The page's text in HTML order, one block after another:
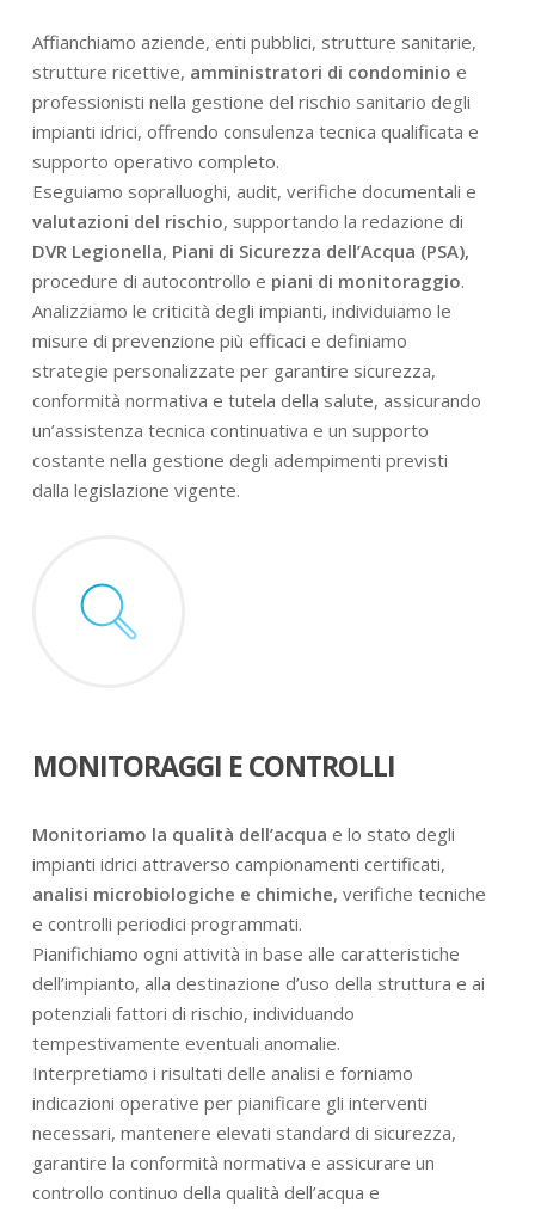
Affianchiamo aziende, enti pubblici, strutture sanitarie,
strutture ricettive, amministratori di condominio e
professionisti nella gestione del rischio sanitario degli
impianti idrici, offrendo consulenza tecnica qualificata e
supporto operativo completo.
Eseguiamo sopralluoghi, audit, verifiche documentali e
valutazioni del rischio, supportando la redazione di
DVR Legionella, Piani di Sicurezza dell’Acqua (PSA),
procedure di autocontrollo e piani di monitoraggio.
Analizziamo le criticità degli impianti, individuiamo le
misure di prevenzione più efficaci e definiamo
strategie personalizzate per garantire sicurezza,
conformità normativa e tutela della salute, assicurando
un’assistenza tecnica continuativa e un supporto
costante nella gestione degli adempimenti previsti
dalla legislazione vigente.
MONITORAGGI E CONTROLLI
Monitoriamo la qualità dell’acqua e lo stato degli
impianti idrici attraverso campionamenti certificati,
analisi microbiologiche e chimiche, verifiche tecniche
e controlli periodici programmati.
Pianifichiamo ogni attività in base alle caratteristiche
dell’impianto, alla destinazione d’uso della struttura e ai
potenziali fattori di rischio, individuando
tempestivamente eventuali anomalie.
Interpretiamo i risultati delle analisi e forniamo
indicazioni operative per pianificare gli interventi
necessari, mantenere elevati standard di sicurezza,
garantire la conformità normativa e assicurare un
controllo continuo della qualità dell’acqua e